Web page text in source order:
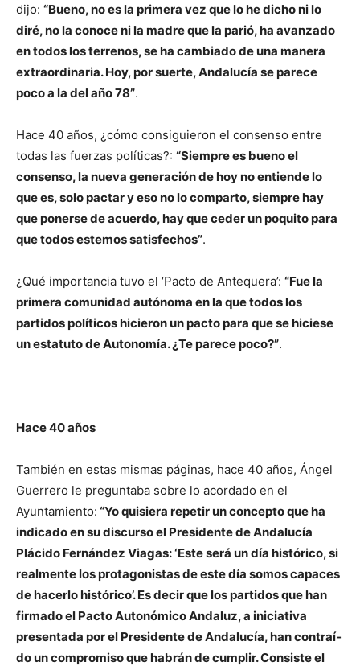
dijo: “Bueno, no es la primera vez que lo he dicho ni lo
diré, no la conoce ni la madre que la parió, ha avanzado
en todos los terrenos, se ha cambiado de una manera
extraordinaria. Hoy, por suerte, Andalucía se parece
poco a la del año 78”.
Hace 40 años, ¿cómo consiguieron el consenso entre
todas las fuerzas políticas?: “Siempre es bueno el
consenso, la nueva generación de hoy no entiende lo
que es, solo pactar y eso no lo comparto, siempre hay
que ponerse de acuerdo, hay que ceder un poquito para
que todos estemos satisfechos”.
¿Qué importancia tuvo el ‘Pacto de Antequera’: “Fue la
primera comunidad autónoma en la que todos los
partidos políticos hicieron un pacto para que se hiciese
un estatuto de Autonomía. ¿Te parece poco?”.
Hace 40 años
También en estas mismas páginas, hace 40 años, Ángel
Guerrero le preguntaba sobre lo acordado en el
Ayuntamiento: “Yo quisiera repetir un concepto que ha
indicado en su discurso el Pre­sidente de Andalucía
Plácido Fernán­dez Viagas: ‘Este será un día históri­co, si
realmente los protagonistas de este día somos capaces
de hacerlo his­tórico’. Es decir que los partidos que han
firmado el Pacto Autonómico An­daluz, a iniciativa
presentada por el Presidente de Andalucía, han contraí­
do un compromiso que habrán de cumplir. Consiste el